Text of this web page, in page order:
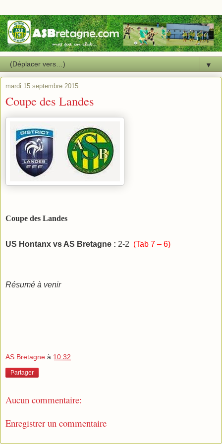
▼
mardi 15 septembre 2015
Coupe des Landes
Coupe des Landes
US Hontanx vs AS Bretagne : 2-2 (Tab 7 – 6)
Résumé à venir
AS Bretagne à 10:32
Partager
Aucun commentaire:
Enregistrer un commentaire